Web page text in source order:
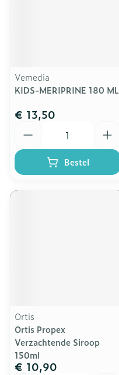
Vemedia
KIDS-MERIPRINE 180 ML
€ 13,50
Bestel
Ortis
Ortis Propex
Verzachtende Siroop
150ml
€ 10,90